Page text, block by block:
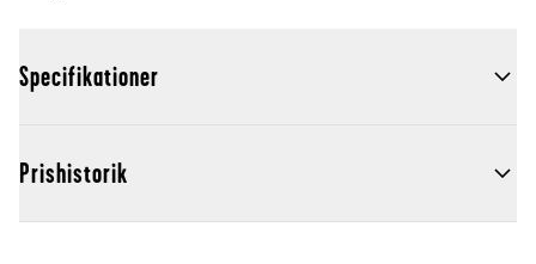
Specifikationer
Prishistorik